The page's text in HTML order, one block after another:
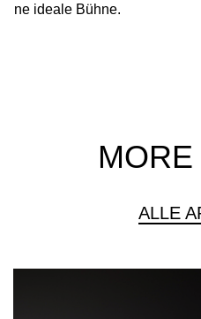
ne ideale Bühne.
ALLE